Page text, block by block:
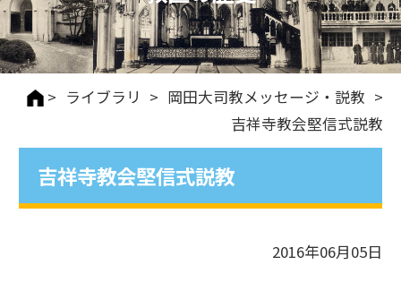
> ライブラリ > 岡田大司教メッセージ・説教 >
吉祥寺教会堅信式説教
吉祥寺教会堅信式説教
2016年06月05日